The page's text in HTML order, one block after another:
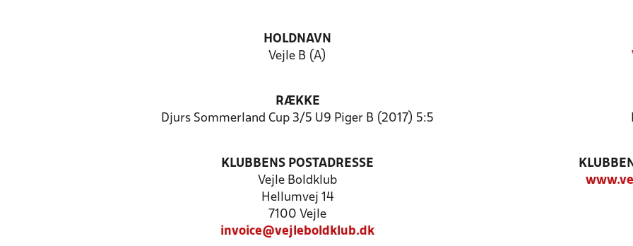
HOLDNAVN
Vejle B (A)
RÆKKE
Djurs Sommerland Cup 3/5 U9 Piger B (2017) 5:5
KLUBBENS POSTADRESSE
Vejle Boldklub
Hellumvej 14
7100 Vejle
invoice@vejleboldklub.dk